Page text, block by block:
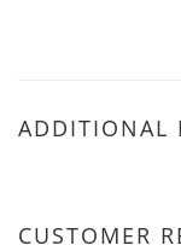
ADDITIONAL
CUSTOMER